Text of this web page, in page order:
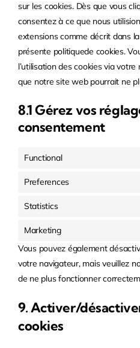
sur les cookies. Dès que vous
consentez à ce que nous
extensions comme décrit dans
présente politiquede cookies.
l’utilisation des cookies via
que notre site web pourrait ne
8.1 Gérez vos
consentement
Functional
Preferences
Statistics
Marketing
Vous pouvez également
votre navigateur, mais veuillez
de ne plus fonctionner
9. Activer/
cookies